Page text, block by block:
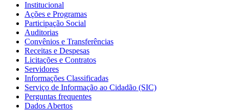
Institucional
Ações e Programas
Participação Social
Auditorias
Convênios e Transferências
Receitas e Despesas
Licitações e Contratos
Servidores
Informações Classificadas
Serviço de Informação ao Cidadão (SIC)
Perguntas frequentes
Dados Abertos